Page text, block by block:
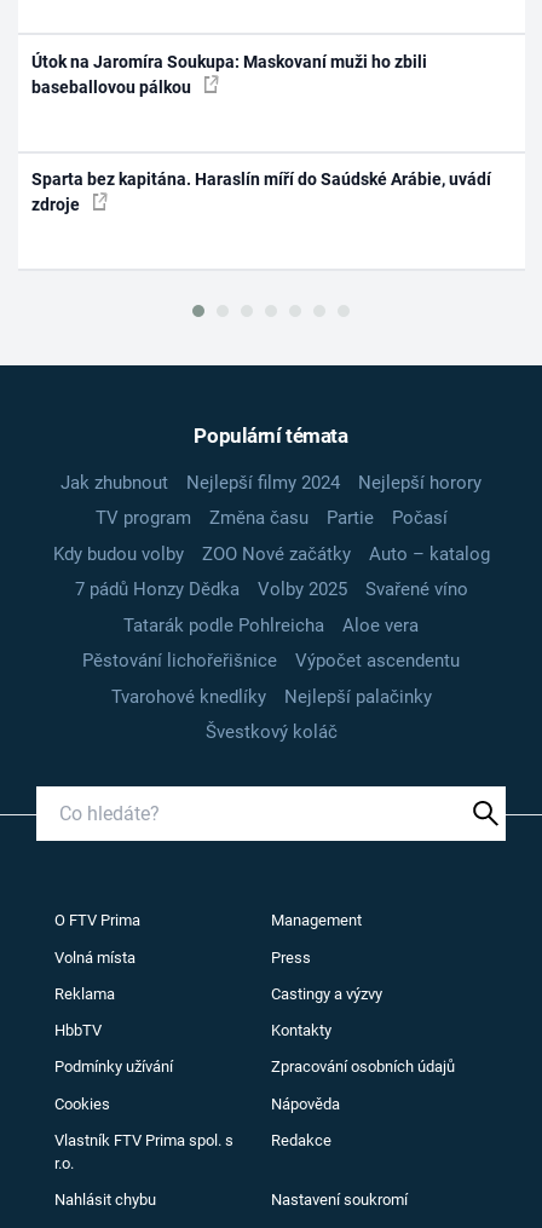
Útok na Jaromíra Soukupa: Maskovaní muži ho zbili
baseballovou pálkou
Sparta bez kapitána. Haraslín míří do Saúdské Arábie, uvádí
zdroje
Populární témata
Jak zhubnout Nejlepší filmy 2024
Nejlepší horory
TV program
Změna času Partie
Počasí
Kdy budou volby
ZOO Nové začátky
Auto – katalog
7 pádů Honzy Dědka
Volby 2025
Svařené víno
Tatarák podle Pohlreicha
Aloe vera
Pěstování lichořeřišnice
Výpočet ascendentu
Tvarohové knedlíky
Nejlepší palačinky
Švestkový koláč
O FTV Prima Management
Volná místa Press
Reklama Castingy a výzvy
HbbTV Kontakty
Podmínky užívání Zpracování osobních údajů
Cookies Nápověda
Vlastník FTV Prima spol. s
r.o.
Redakce
Nahlásit chybu Nastavení soukromí